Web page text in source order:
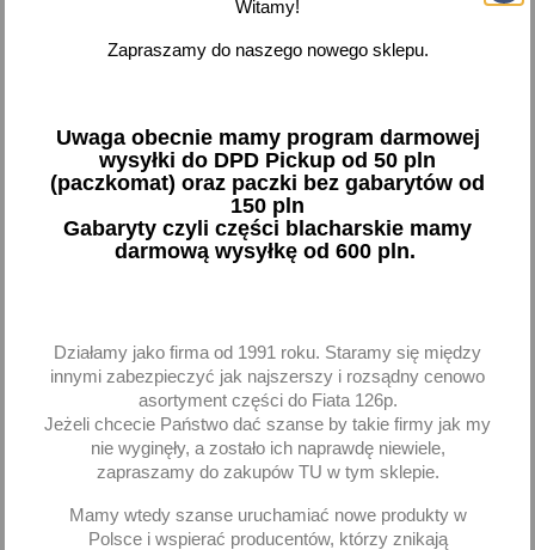
Mata szklana 150G/M2-0.5
M2
12,07 zł brutto
Dodaj
- +
favorite_border
Mata szklana 300G/M2-0.5
M2
11,74 zł brutto
Dodaj
- +
favorite_border
Witamy!
Zapraszamy do naszego nowego sklepu.
Uwaga obecnie mamy program darmowej
wysyłki do DPD Pickup od 50 pln
(paczkomat) oraz paczki bez gabarytów od
150 pln
Gabaryty czyli części blacharskie mamy
darmową wysyłkę od 600 pln.
Działamy jako firma od 1991 roku. Staramy się między
innymi zabezpieczyć jak najszerszy i rozsądny cenowo
asortyment części do Fiata 126p.
Jeżeli chcecie Państwo dać szanse by takie firmy jak my
nie wyginęły, a zostało ich naprawdę niewiele,
zapraszamy do zakupów TU w tym sklepie.
Mamy wtedy szanse uruchamiać nowe produkty w
Polsce i wspierać producentów, którzy znikają